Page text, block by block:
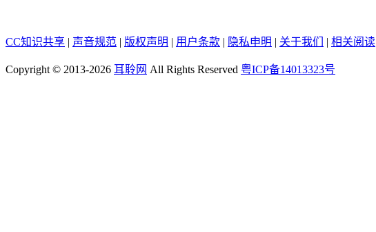
CC知识共享 | 声音规范 | 版权声明 | 用户条款 | 隐私申明 | 关于我们 | 相关阅读
Copyright © 2013-2026 耳聆网 All Rights Reserved 粤ICP备14013323号